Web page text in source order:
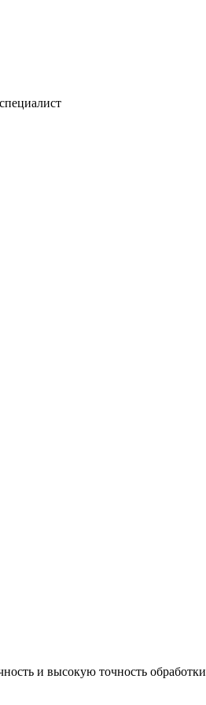
и высокую точность обработки